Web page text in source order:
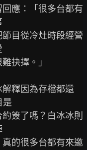
應：「很多台都有
目從冷灶時段經營
抉擇。」
釋因為存檔都還
是
簽了嗎？白冰冰則
的很多台都有來邀